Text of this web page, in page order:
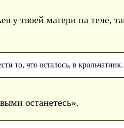
у твоей матери на теле,
то, что осталось, в
останетесь».